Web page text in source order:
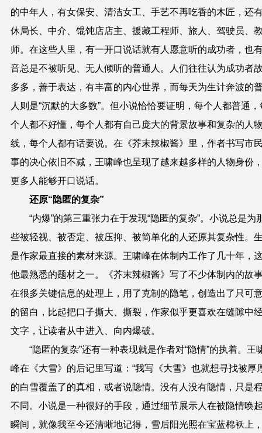
的中年人，有女保安、清洁女工、手艺不再吃香的木匠，还
休局长、中介、馄饨店店主、援藏工程师、旅人、驾驶员、
师。在这些人里，有一开口说话就有人愿意听的成功者，也
音总是不被听见、无人倾听的普通人。人们往往认为成功者
多多，善于表达，有丰富的内心世界，而每天为生计奔波的
人则是“沉默的大多数”。但小说恰恰要证明，每个人都普通，
个人都不好懂，每个人都有自己庞大的背景故事和复杂的人
线，每个人都有话要说。在《芥末辣椒酱》里，作者书写市
事的决心依旧不减，王啸峰也呈现了越来越多样的人物身份
更多人能够开口说话。
还原“隐匿的复杂”
“内爆”的第三重张力在于发现“隐匿的复杂”。小说总是为
些被轻视、被否定、被压抑、被简单化的人还原其复杂性。
是作家最直接的素材来源。王啸峰在体制内工作了几十年，
他最熟悉的题材之一。《芥末辣椒酱》写了不少体制内的故
在很多关键信息的处理上，用了克制的隐笔，创造出了只可
的留白，比起把口子撕大、撕裂，作家似乎更喜欢在缝隙中
文字，让读者从中进入、向内爆破。
“隐匿的复杂”还有一种表现就是作者对“隐情”的执着。王
峰在《大雪》的后记里写道：“我写《大雪》也就想寻找被厚
的白雪覆盖了的真相，或者说隐情。没有人没有隐情，只是
不同。小说是一种很好的手段，通过细节展示人在被隐情唤
瞬间，就像我至今还清晰地记得，雪后阳光照在宝蓝棉袄上